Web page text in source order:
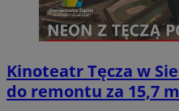
Kinoteatr Tęcza w
do remontu za 15,7